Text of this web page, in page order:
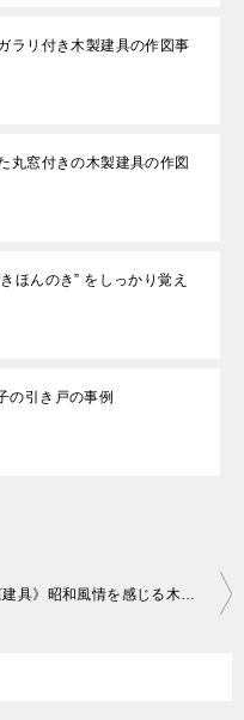
ラリ付き木製建具の作図事
丸窓付きの木製建具の作図
ほんのき” をしっかり覚え
の引き戸の事例
《建具》昭和風情を感じる木製建具の作図事例